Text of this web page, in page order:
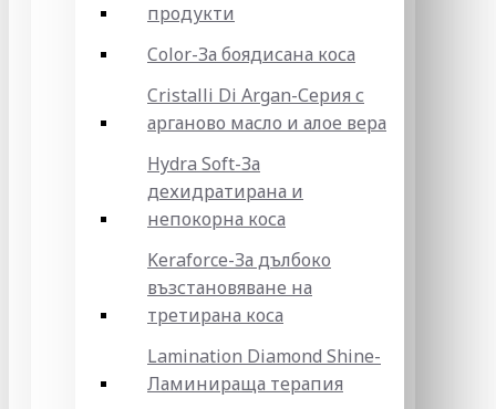
продукти
Color-За боядисана коса
Cristalli Di Argan-Серия с
арганово масло и алое вера
Hydra Soft-За
дехидратирана и
непокорна коса
Keraforce-За дълбоко
възстановяване на
третирана коса
Lamination Diamond Shine-
Ламинираща терапия